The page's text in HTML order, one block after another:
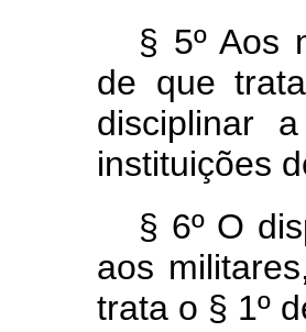
§ 5ºAos
de que
disciplinar
instituições
§ 6º O
aos militares,
trata o § 1º